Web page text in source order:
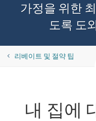
가정을 위한
도록 도
​​리베이트 및 절약 팁
내 집에